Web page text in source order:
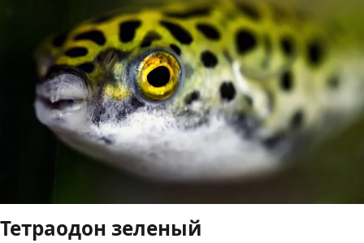
Тетраодон зеленый